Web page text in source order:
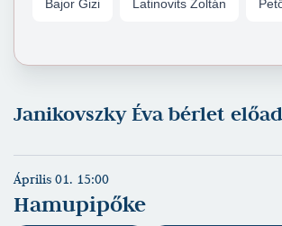
Bajor Gizi Latinovits Zoltán
Janikovszky Éva bérlet
Április 01. 15:00
Hamupipőke